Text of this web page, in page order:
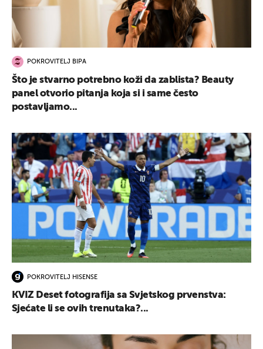
POKROVITELJ BIPA
Što je stvarno potrebno koži da zablista? Beauty
panel otvorio pitanja koja si i same često
postavljamo...
POKROVITELJ HISENSE
KVIZ Deset fotografija sa Svjetskog prvenstva:
Sjećate li se ovih trenutaka?...